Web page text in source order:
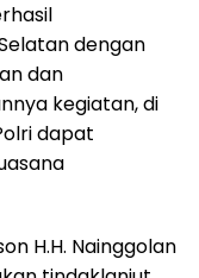
dengan
dan
kegiatan, di
dapat
H.H. Nainggolan